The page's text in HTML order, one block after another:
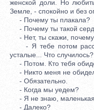
женской доли. Но
Земле, - спокойно и без
- Почему ты плакала?
- Почему ты такой
- Нет, ты скажи,
- Я тебе потом
усталые... Что случилось?
- Потом. Кто тебя
- Никто меня не
- Обязательно.
- Когда мы уедем?
- Я не знаю,
- Далеко?